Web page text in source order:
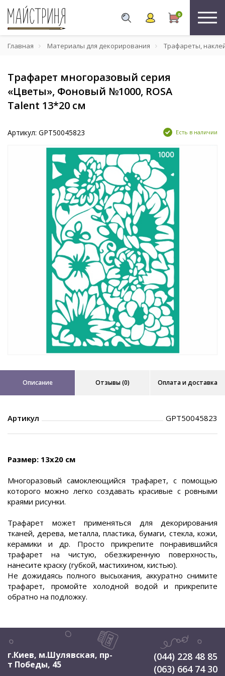
0
Главная Материалы для декорирования Трафареты,
Трафарет многоразовый серия
«Цветы», Фоновый №1000, ROSA
Talent 13*20 см
Артикул: GPT50045823 Есть в наличии
Описание Отзывы (0) Оплата и доставка
Артикул GPТ50045823
Размер: 13х20 см
Многоразовый самоклеющийся трафарет, с помощью
которого можно легко создавать красивые с ровными
краями рисунки.
Трафарет может применяться для декорирования
тканей, дерева, металла, пластика, бумаги, стекла, кожи,
керамики и др. Просто прикрепите понравившийся
трафарет на чистую, обезжиренную поверхность,
нанесите краску (губкой, мастихином, кистью).
Не дожидаясь полного высыхания, аккуратно снимите
трафарет, промойте холодной водой и прикрепите
обратно на подложку.
г.Киев, м.Шулявская, пр-
т Победы, 45
(044) 228 48 85
(063) 664 74 30